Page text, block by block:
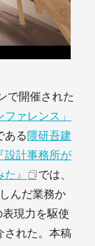
で開催された
ァレンス」
ある 隈研吾建
『設計事務所が
』
では、
んだ業務か
現力を駆使
された。本稿